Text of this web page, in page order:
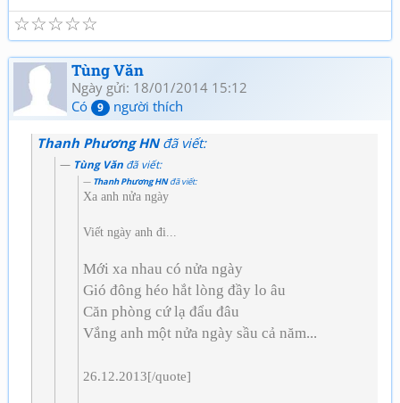
☆
☆
☆
☆
☆
Tùng Văn
Ngày gửi: 18/01/2014 15:12
Có
9 người thích
Thanh Phương HNđã viết:
Tùng Văn đã viết:
Thanh Phương HNđã viết:
Xa anh nửa ngày
Viết ngày anh đi...
Mới xa nhau có nửa ngày
Gió đông héo hắt lòng đầy lo âu
Căn phòng cứ lạ đẩu đâu
Vắng anh một nửa ngày sầu cả năm...
26.12.2013[/quote]